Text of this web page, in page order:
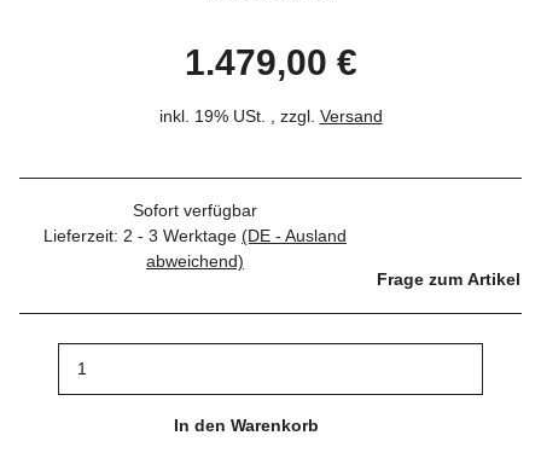
1.479,00 €
inkl. 19% USt. , zzgl. Versand
Sofort verfügbar
Lieferzeit: 2 - 3 Werktage (DE - Ausland
abweichend)
Frage zum Artikel
In den Warenkorb